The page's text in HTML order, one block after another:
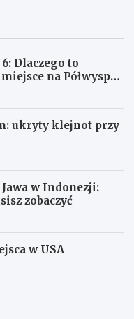
Dlaczego to
na Półwyspie
ukryty klejnot przy
w Indonezji:
zobaczyć
w USA